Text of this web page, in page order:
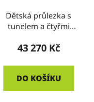
Dětská průlezka s
tunelem a čtyřmi
43 270 Kč
DO KOŠÍKU